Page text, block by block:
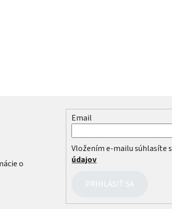
o
Email
Vložením e-mailu súhlasíte s
údajov
PRIHLÁSIŤ SA